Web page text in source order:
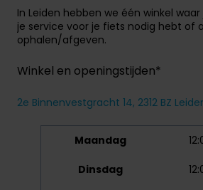
In Leiden hebben we één winkel
je service voor je fiets nodig hebt of
ophalen/afgeven.
Winkel en openingstijden*
2e Binnenvestgracht 14, 2312 BZ
Maandag
Dinsdag